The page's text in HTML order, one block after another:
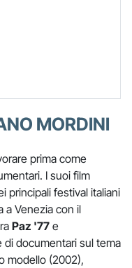
MORDINI
prima come
I suoi film
principali festival italiani
a Venezia con il
Paz '77 e
di documentari sul tema
modello (2002),